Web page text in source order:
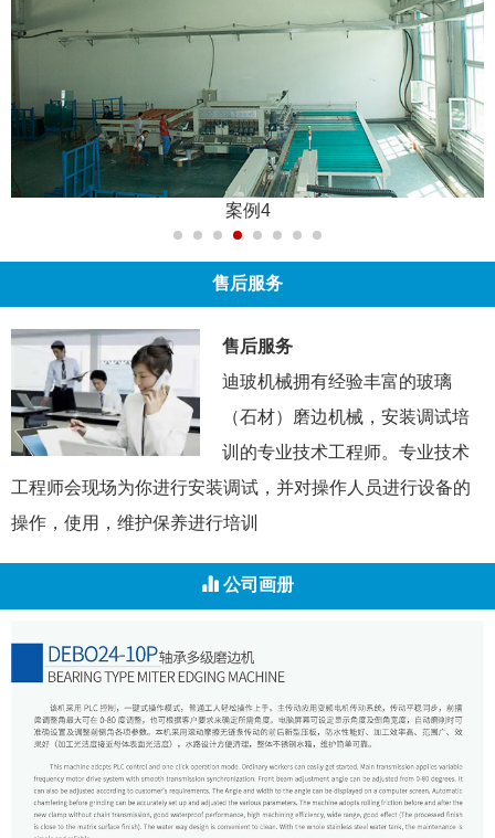
案例4
售后服务
售后服务
迪玻机械拥有经验丰富的玻璃
（石材）磨边机械，安装调试培
训的专业技术工程师。专业技术
工程师会现场为你进行安装调试，并对操作人员进行设备的
操作，使用，维护保养进行培训
公司画册